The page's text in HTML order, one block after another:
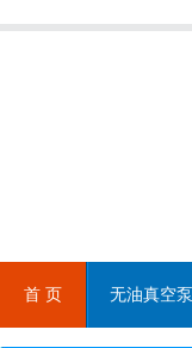
首 页 无油真空泵